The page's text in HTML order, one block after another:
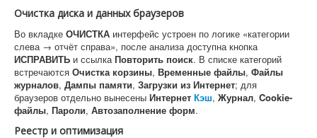
Очистка диска и данных браузеров
Во вкладке ОЧИСТКА интерфейс устроен по логике «категории
слева → отчёт справа», после анализа доступна кнопка
ИСПРАВИТЬ и ссылка Повторить поиск. В списке категорий
встречаются Очистка корзины, Временные файлы, Файлы
журналов, Дампы памяти, Загрузки из Интернет; для
браузеров отдельно вынесены Интернет Кэш, Журнал, Cookie-
файлы, Пароли, Автозаполнение форм.
Реестр и оптимизация